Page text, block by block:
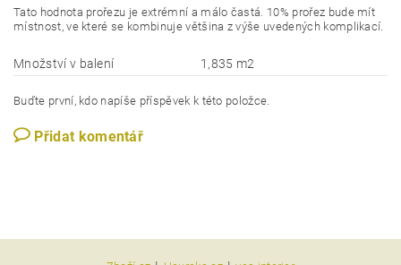
Tato hodnota prořezu je extrémní a málo častá. 10% prořez bude mít
místnost, ve které se kombinuje většina z výše uvedených komplikací.
Množství v balení 1,835 m2
Buďte první, kdo napíše příspěvek k této položce.
Přidat komentář